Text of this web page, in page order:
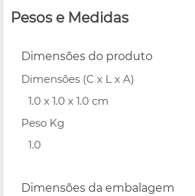
Pesos e Medidas
Dimensões do produto
Dimensões (C x L x A)
1.0 x 1.0 x 1.0 cm
Peso Kg
1.0
Dimensões da embalagem